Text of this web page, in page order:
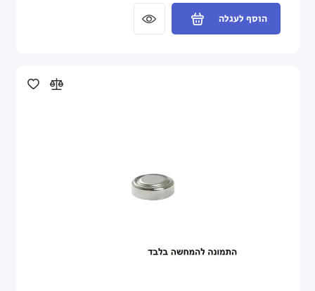
הוסף לעגלה